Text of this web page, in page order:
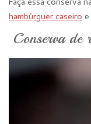
Faça essa conserva
hambúrguer caseiro
Conserva de